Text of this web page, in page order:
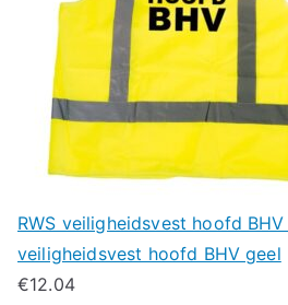
RWS veiligheidsvest hoofd
veiligheidsvest hoofd BHV geel
€12.04